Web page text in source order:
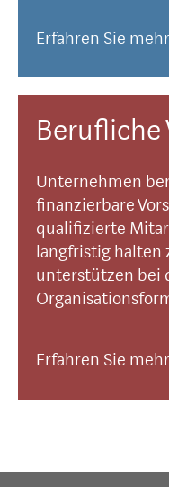
Erfahren Sie mehr
Berufliche
Unternehmen
finanzierbare
qualifizierte
langfristig halten
unterstützen bei
Erfahren Sie mehr